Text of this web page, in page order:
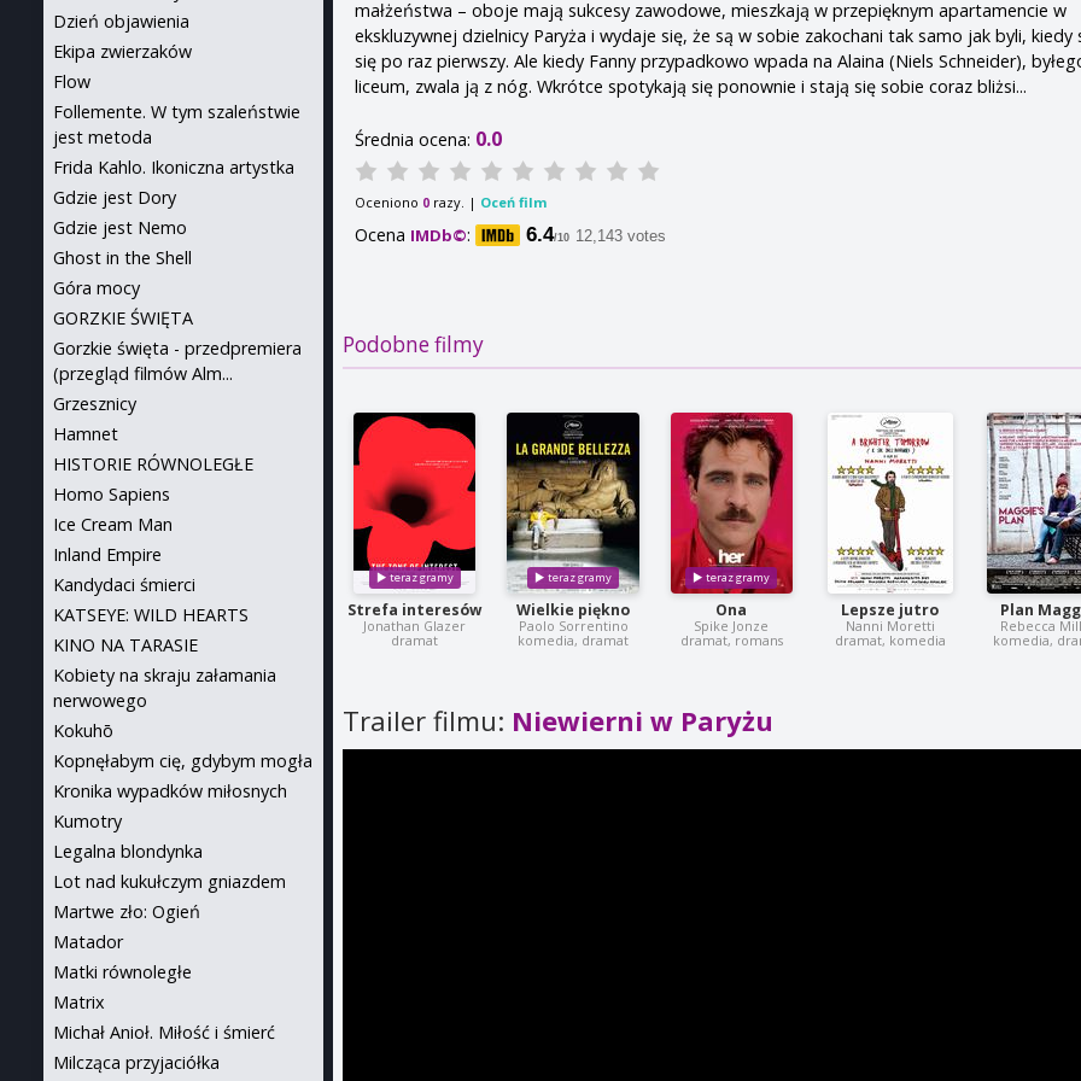
małżeństwa – oboje mają sukcesy zawodowe, mieszkają w przepięknym apartamencie w
ekskluzywnej dzielnicy Paryża i wydaje się, że są w sobie zakochani tak samo jak byli, kiedy
się po raz pierwszy. Ale kiedy Fanny przypadkowo wpada na Alaina (Niels Schneider),
liceum, zwala ją z nóg. Wkrótce spotykają się ponownie i stają się sobie coraz bliżsi...
Średnia ocena: 0.0
Oceniono 0 razy. | Oceń film
Ocena IMDb©: 6.4/10 12,143 votes
Podobne filmy
Strefa interesów
Jonathan Glazer
dramat
Wielkie piękno
Paolo Sorrentino
komedia, dramat
Ona
Spike Jonze
dramat, romans
Lepsze jutro
Nanni Moretti
dramat, komedia
Plan
Rebecca
komedia,
Trailer filmu: Niewierni w Paryżu
Dzień objawienia
Ekipa zwierzaków
Flow
Follemente. W tym szaleństwie
jest metoda
Frida Kahlo. Ikoniczna artystka
Gdzie jest Dory
Gdzie jest Nemo
Ghost in the Shell
Góra mocy
GORZKIE ŚWIĘTA
Gorzkie święta - przedpremiera
(przegląd filmów Alm...
Grzesznicy
Hamnet
HISTORIE RÓWNOLEGŁE
Homo Sapiens
Ice Cream Man
Inland Empire
Kandydaci śmierci
KATSEYE: WILD HEARTS
KINO NA TARASIE
Kobiety na skraju załamania
nerwowego
Kokuhō
Kopnęłabym cię, gdybym mogła
Kronika wypadków miłosnych
Kumotry
Legalna blondynka
Lot nad kukułczym gniazdem
Martwe zło: Ogień
Matador
Matki równoległe
Matrix
Michał Anioł. Miłość i śmierć
Milcząca przyjaciółka